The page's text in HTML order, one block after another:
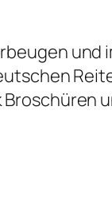
und
Broschüren